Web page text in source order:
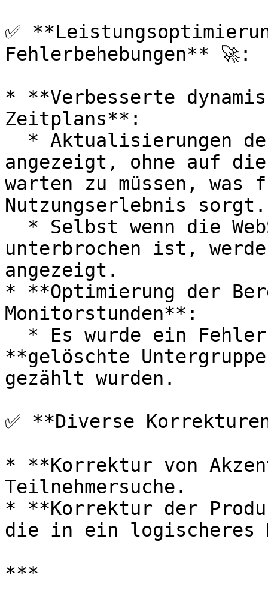
✅
Fehlerbehebungen** 🚀:
* **Verbesserte
Zeitplans**:
angezeigt, ohne auf die
warten zu müssen,
Nutzungserlebnis sorgt.
unterbrochen ist,
angezeigt.
* **Optimierung der
Monitorstunden**:
**gelöschte
gezählt wurden.
✅ **Diverse
* **Korrektur von
Teilnehmersuche.
* **Korrektur der
die in ein logischeres
***